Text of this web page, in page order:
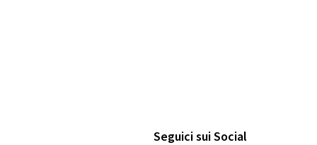
Seguici sui Social